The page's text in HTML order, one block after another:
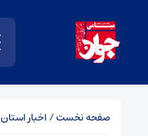
صفحه نخست/ اخبار استان